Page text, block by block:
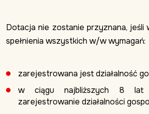
Dotacja nie zostanie przyznana, jeśli
spełnienia wszystkich w/w wymagań:
zarejestrowana jest działalność
w ciągu najbliższych 8 lat
zarejestrowanie działalności